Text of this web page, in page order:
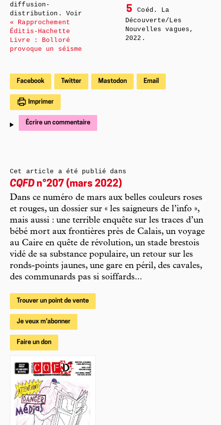
diffusion-
distribution. Voir
« Rapprochement
Éditis-Hachette
Livre : Bolloré
provoque un séisme
5
Coéd. La
Découverte/Les
Nouvelles vagues,
2022.
Facebook Twitter Mastodon Email
Imprimer
Écrire un commentaire
Cet article a été publié dans
CQFD n°207 (mars 2022)
Dans ce numéro de mars aux belles couleurs roses
et rouges, un dossier sur « les saigneurs de l’info »,
mais aussi : une terrible enquête sur les traces d’un
bébé mort aux frontières près de Calais, un voyage
au Caire en quête de révolution, un stade brestois
vidé de sa substance populaire, un retour sur les
ronds-points jaunes, une gare en péril, des cavales,
des communards pas si soiffards...
Trouver un point de vente
Je veux m'abonner
Faire un don